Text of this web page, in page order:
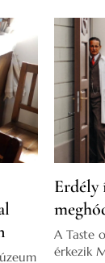
Erdély
A Taste
érkezik